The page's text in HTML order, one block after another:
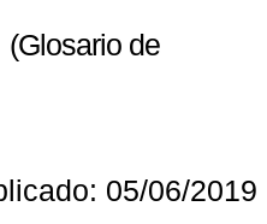
(Glosario de
05/06/2019